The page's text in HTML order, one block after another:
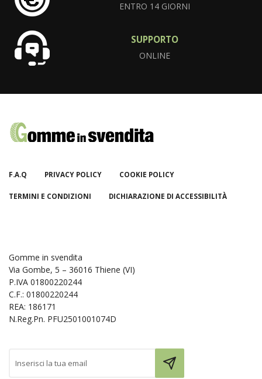
ENTRO 14 GIORNI
SUPPORTO
ONLINE
F.A.Q PRIVACY POLICY COOKIE POLICY
TERMINI E CONDIZIONI DICHIARAZIONE DI ACCESSIBILITÀ
Gomme in svendita
Via Gombe, 5 – 36016 Thiene (VI)
P.IVA 01800220244
C.F.: 01800220244
REA: 186171
N.Reg.Pn. PFU2501001074D